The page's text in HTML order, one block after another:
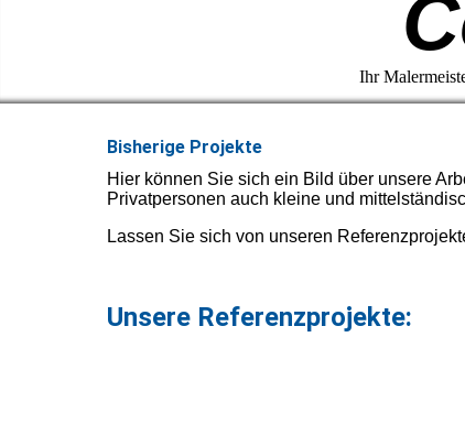
Ihr
Bisherige Projekte
Hier können Sie sich ein Bild über unsere
Privatpersonen auch kleine und
Lassen Sie sich von unseren
Unsere Referenzprojekte: